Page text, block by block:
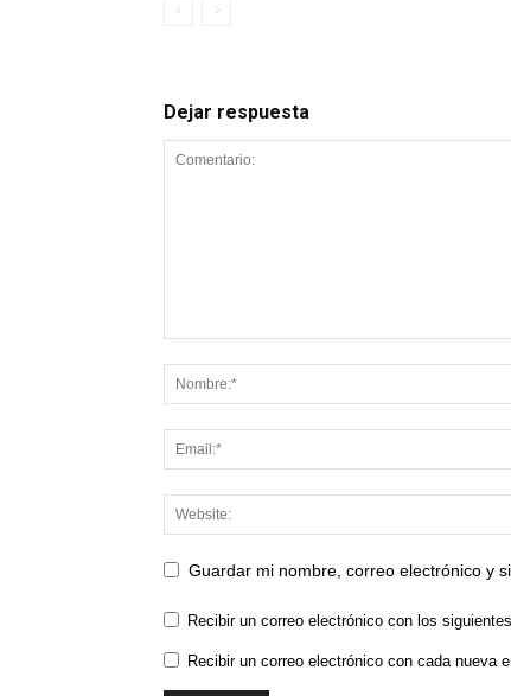
Dejar respuesta
Guardar mi nombre, correo electrónico y
Recibir un correo electrónico con los
Recibir un correo electrónico con cada nueva